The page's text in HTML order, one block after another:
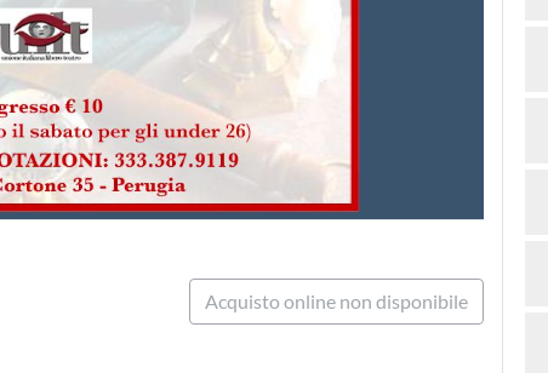
Acquisto online non disponibile